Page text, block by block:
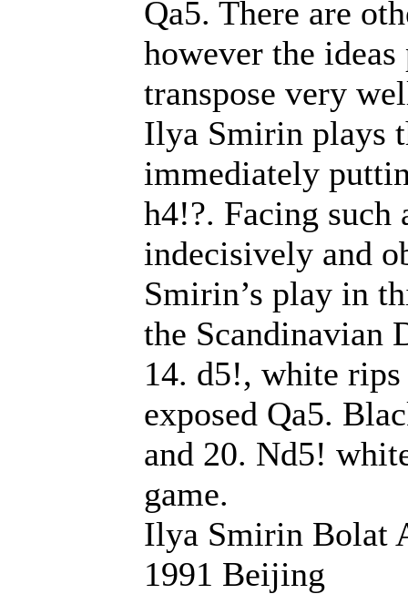
Qa5. There are
however the
transpose very
Ilya Smirin plays
immediately
h4!?. Facing such
indecisively and
Smirin’s play in
the Scandinavian
14. d5!, white rips
exposed Qa5.
and 20. Nd5!
game.
Ilya Smirin Bolat
1991 Beijing